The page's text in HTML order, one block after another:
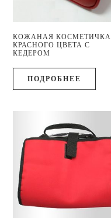
КОЖАНАЯ КОСМЕТИЧКА
КРАСНОГО ЦВЕТА С
КЕДЕРОМ
ПОДРОБНЕЕ